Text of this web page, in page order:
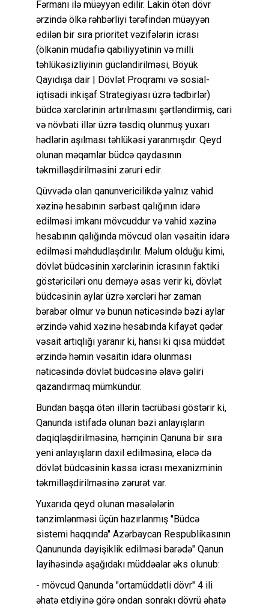
Fərmanı ilə müəyyən edilir. Lakin ötən dövr
ərzində ölkə rəhbərliyi tərəfindən müəyyən
edilən bir sıra prioritet vəzifələrin icrası
(ölkənin müdafiə qabiliyyətinin və milli
təhlükəsizliyinin gücləndirilməsi, Böyük
Qayıdışa dair | Dövlət Proqramı və sosial-
iqtisadi inkişaf Strategiyası üzrə tədbirlər)
büdcə xərclərinin artırılmasını şərtləndirmiş, cari
və növbəti illər üzrə təsdiq olunmuş yuxarı
hədlərin aşılması təhlükəsi yaranmışdır. Qeyd
olunan məqamlar büdcə qaydasının
təkmilləşdirilməsini zəruri edir.
Qüvvədə olan qanunvericilikdə yalnız vahid
xəzinə hesabının sərbəst qalığının idarə
edilməsi imkanı mövcuddur və vahid xəzinə
hesabının qalığında mövcud olan vəsaitin idarə
edilməsi məhdudlaşdırılır. Məlum olduğu kimi,
dövlət büdcəsinin xərclərinin icrasının faktiki
göstəriciləri onu deməyə əsas verir ki, dövlət
büdcəsinin aylar üzrə xərcləri hər zaman
bərabər olmur və bunun nəticəsində bəzi aylar
ərzində vahid xəzinə hesabında kifayət qədər
vəsait artıqlığı yaranır ki, hansı ki qısa müddət
ərzində həmin vəsaitin idarə olunması
nəticəsində dövlət büdcəsinə əlavə gəliri
qazandırmaq mümkündür.
Bundan başqa ötən illərin təcrübəsi göstərir ki,
Qanunda istifadə olunan bəzi anlayışların
dəqiqləşdirilməsinə, həmçinin Qanuna bir sıra
yeni anlayışların daxil edilməsinə, eləcə də
dövlət büdcəsinin kassa icrası mexanizminin
təkmilləşdirilməsinə zərurət var.
Yuxarıda qeyd olunan məsələlərin
tənzimlənməsi üçün hazırlanmış "Büdcə
sistemi haqqında" Azərbaycan Respublikasının
Qanununda dəyişiklik edilməsi barədə" Qanun
layihəsində aşağıdakı müddəalar əks olunub:
- mövcud Qanunda "ortamüddətli dövr" 4 ili
əhatə etdiyinə görə ondan sonrakı dövrü əhatə